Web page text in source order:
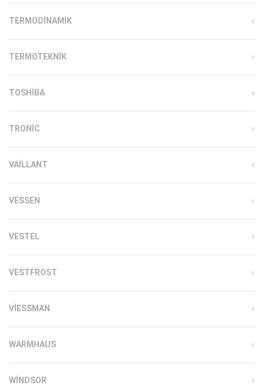
TERMODINAMIK
TERMOTEKNIK
TOSHIBA
TRONIC
VAILLANT
VESSEN
VESTEL
VESTFROST
VIESSMAN
WARMHAUS
WINDSOR